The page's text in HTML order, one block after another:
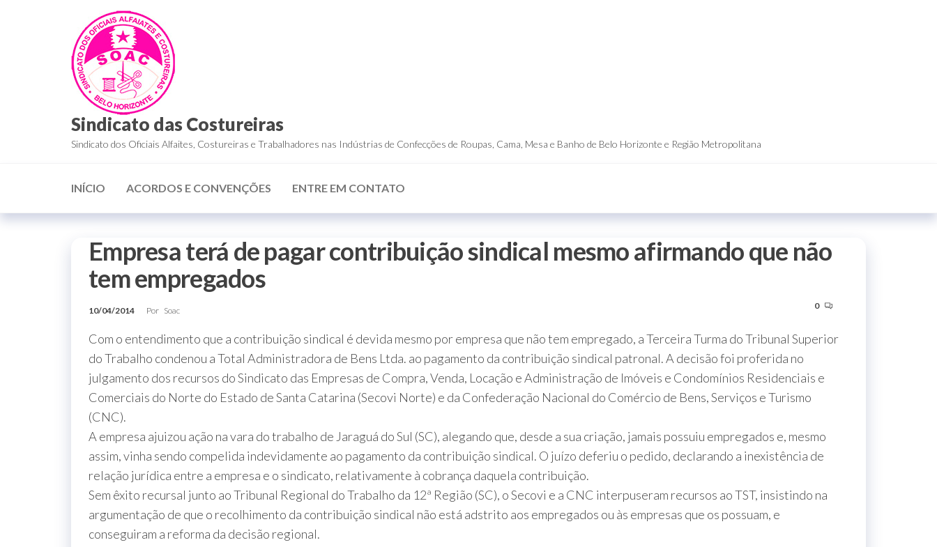
Sindicato das Costureiras
Sindicato dos Oficiais Alfaites, Costureiras e Trabalhadores nas Indústrias de Confecções de Roupas, Cama, Mesa e Banho de Belo Horizonte e Região Metropolitana
INÍCIO ACORDOS E CONVENÇÕES ENTRE EM CONTATO
Empresa terá de pagar contribuição sindical mesmo afirmando que não
tem empregados
10/04/2014 Por Soac 0
Com o entendimento que a contribuição sindical é devida mesmo por empresa que não tem empregado, a Terceira Turma do Tribunal Superior
do Trabalho condenou a Total Administradora de Bens Ltda. ao pagamento da contribuição sindical patronal. A decisão foi proferida no
julgamento dos recursos do Sindicato das Empresas de Compra, Venda, Locação e Administração de Imóveis e Condomínios Residenciais e
Comerciais do Norte do Estado de Santa Catarina (Secovi Norte) e da Confederação Nacional do Comércio de Bens, Serviços e Turismo
(CNC).
A empresa ajuizou ação na vara do trabalho de Jaraguá do Sul (SC), alegando que, desde a sua criação, jamais possuiu empregados e, mesmo
assim, vinha sendo compelida indevidamente ao pagamento da contribuição sindical. O juízo deferiu o pedido, declarando a inexistência de
relação jurídica entre a empresa e o sindicato, relativamente à cobrança daquela contribuição.
Sem êxito recursal junto ao Tribunal Regional do Trabalho da 12ª Região (SC), o Secovi e a CNC interpuseram recursos ao TST, insistindo na
argumentação de que o recolhimento da contribuição sindical não está adstrito aos empregados ou às empresas que os possuam, e
conseguiram a reforma da decisão regional.